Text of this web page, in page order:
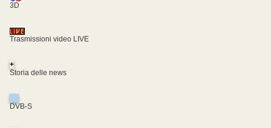
3D
Trasmissioni video LIVE
+
Storia delle news
DVB-S